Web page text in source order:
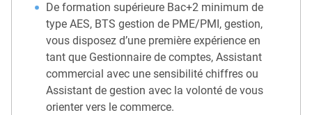
De formation supérieure Bac+2 minimum de
type AES, BTS gestion de PME/PMI, gestion,
vous disposez d’une première expérience en
tant que Gestionnaire de comptes, Assistant
commercial avec une sensibilité chiffres ou
Assistant de gestion avec la volonté de vous
orienter vers le commerce.